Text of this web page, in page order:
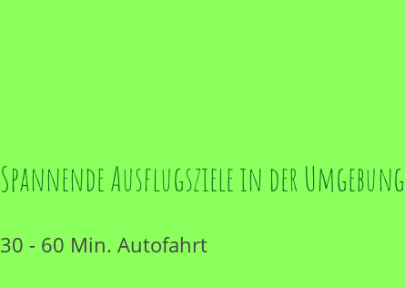
Spannende Ausflugsziele in der Umgebung
30 - 60 Min. Autofahrt